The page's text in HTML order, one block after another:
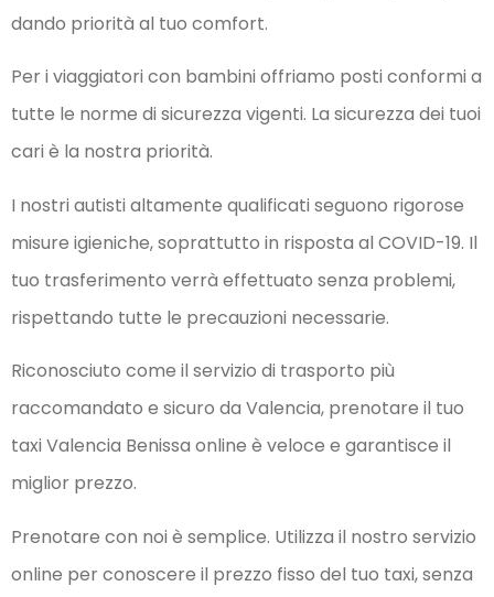
dando priorità al tuo comfort.
Per i viaggiatori con bambini offriamo posti conformi a
tutte le norme di sicurezza vigenti. La sicurezza dei tuoi
cari è la nostra priorità.
I nostri autisti altamente qualificati seguono rigorose
misure igieniche, soprattutto in risposta al COVID-19. Il
tuo trasferimento verrà effettuato senza problemi,
rispettando tutte le precauzioni necessarie.
Riconosciuto come il servizio di trasporto più
raccomandato e sicuro da Valencia, prenotare il tuo
taxi Valencia Benissa online è veloce e garantisce il
miglior prezzo.
Prenotare con noi è semplice. Utilizza il nostro servizio
online per conoscere il prezzo fisso del tuo taxi, senza